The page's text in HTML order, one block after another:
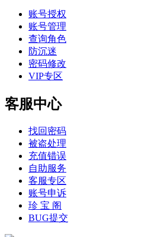
账号授权
账号管理
查询角色
防沉迷
密码修改
VIP专区
客服中心
找回密码
被盗处理
充值错误
自助服务
客服专区
账号申诉
珍 宝 阁
BUG提交